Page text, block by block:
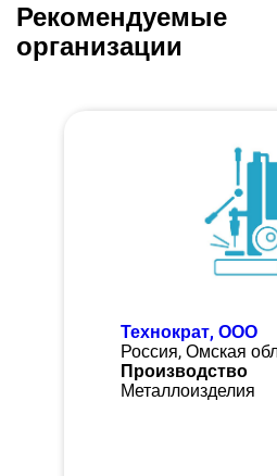
Рекомендуемые
организации
Технократ, ООО
Россия, Омская
Производство
Металлоизделия